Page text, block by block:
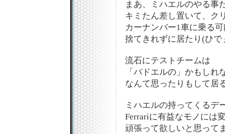
まあ、ミハエルのやる事
キミたん差し置いて、ク
カーナンバー1車に乗る
捨てきれずに居たり(ひで
流石にテストチームは
「バドエルの」かもしれ
なんて思ったりもして居
ミハエルの持ってくるデ
Ferrariに有益なモノには
頑張って欲しいと思って